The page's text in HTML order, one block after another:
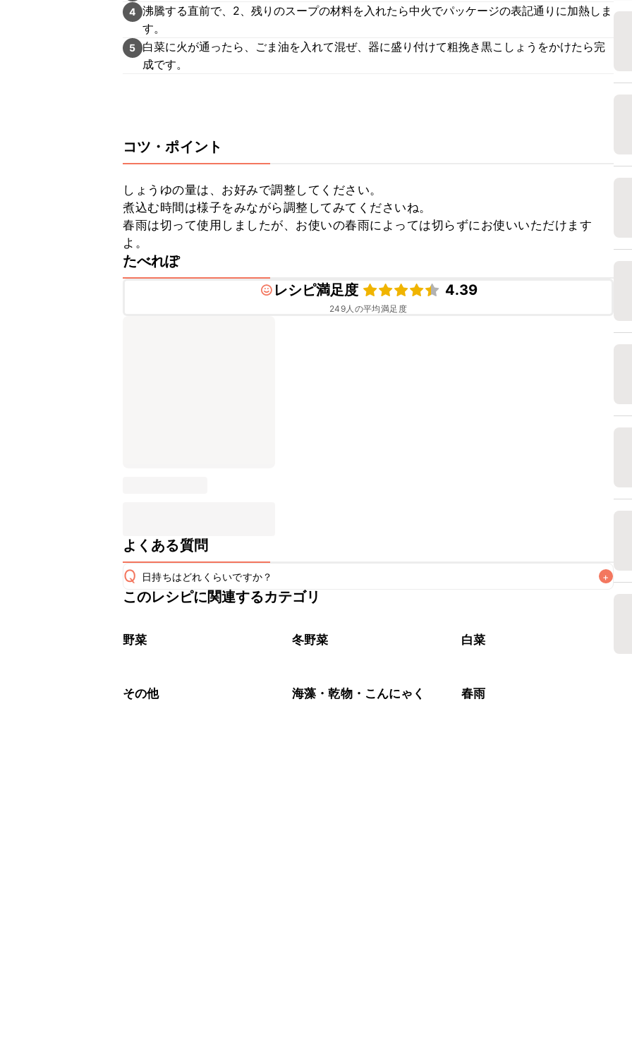
4 沸騰する直前で、2、残りのスープの材料を入れたら中火でパッケージの表記通りに加熱しま
す。
5
白菜に火が通ったら、ごま油を入れて混ぜ、器に盛り付けて粗挽き黒こしょうをかけたら完
成です。
コツ・ポイント
しょうゆの量は、お好みで調整してください。
煮込む時間は様子をみながら調整してみてくださいね。
春雨は切って使用しましたが、お使いの春雨によっては切らずにお使いいただけます
よ。
たべれぽ
レシピ満足度
4.39
249人の平均満足度
よくある質問
Q 日持ちはどれくらいですか？ +
こちらのレシピは出来たてをお召し上がりいただくことをおすすめします。
※日持ちは目安です。
このレシピに関連するカテゴリ
野菜 冬野菜 白菜
その他 海藻・乾物・こんにゃく 春雨